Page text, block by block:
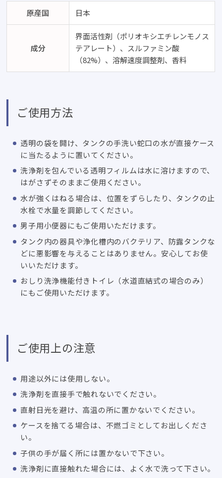
原産国 日本
成分
界面活性剤（ポリオキシエチレンモノス
テアレート）、スルファミン酸
（82%）、溶解速度調整剤、香料
ご使用方法
透明の袋を開け、タンクの手洗い蛇口の水が直接ケース
に当たるように置いてください。
洗浄剤を包んでいる透明フィルムは水に溶けますので、
はがさずそのままご使用ください。
水が強くはねる場合は、位置をずらしたり、タンクの止
水栓で水量を調節してください。
男子用小便器にもご使用いただけます。
タンク内の器具や浄化槽内のバクテリア、防露タンクな
どに悪影響を与えることはありません。安心してお使
いいただけます。
おしり洗浄機能付きトイレ（水道直結式の場合のみ）
にもご使用いただけます。
ご使用上の注意
用途以外には使用しない。
洗浄剤を直接手で触れないでください。
直射日光を避け、高温の所に置かないでください。
ケースを捨てる場合は、不燃ゴミとしてお出しくださ
い。
子供の手が届く所には置かないで下さい。
洗浄剤に直接触れた場合には、よく水で洗って下さい。